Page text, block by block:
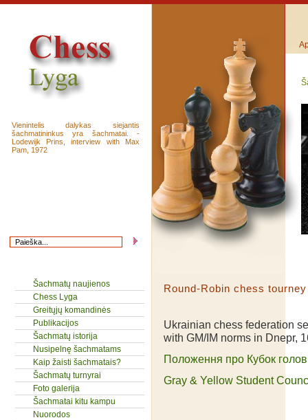
Vienintelis dalykas siejantis
šachmatininkus yra šachmatai. -
Lodewijk Prins, interview with Max
Pam, 1972
Šachmatų naujienos
Chess Lyga
Greitųjų komandinės
Publikacijos
Šachmatų istorija
Nusipelnę šachmatams
Kaip žaisti šachmatais?
Šachmatų turnyrai
Foto galerija
Šachmatai kitu kampu
Nuorodos
Round-Robin chess tourney
Ukrainian chess federation
with GM/IM norms in Dnepr,
Положення про Кубок
Gray & Yellow Student